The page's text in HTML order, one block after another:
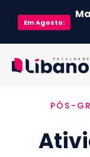
EmAgosto:
Ementa
Como
PÓS-